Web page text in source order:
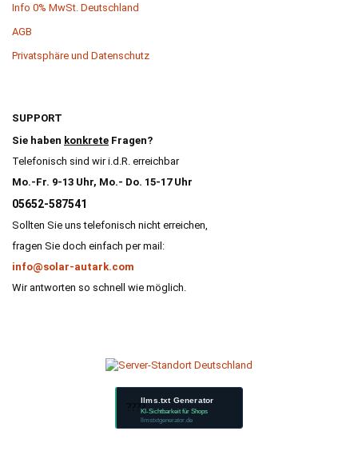
Info 0% MwSt. Deutschland
AGB
Privatsphäre und Datenschutz
SUPPORT
Sie haben konkrete Fragen?
Telefonisch sind wir i.d.R. erreichbar
Mo.-Fr. 9-13 Uhr, Mo.- Do. 15-17 Uhr
05652-587541
Sollten Sie uns telefonisch nicht erreichen,
fragen Sie doch einfach per mail:
info@solar-autark.com
Wir antworten so schnell wie möglich.
????
llms.txt Generator
KI-Sichtbarkeit für Shops
llmstxtgenerator.de